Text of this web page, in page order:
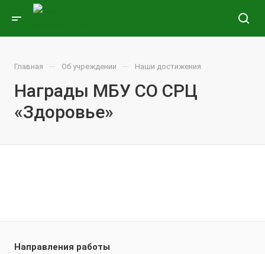
Главная — Об учреждении — Наши достижения
Награды МБУ СО СРЦ
«Здоровье»
Направления работы